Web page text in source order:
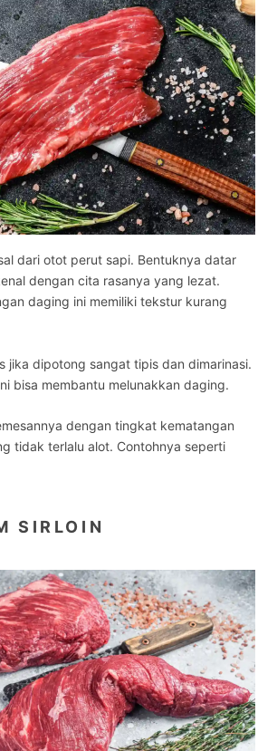
dari otot perut sapi. Bentuknya datar
dengan cita rasanya yang lezat.
daging ini memiliki tekstur kurang
jika dipotong sangat tipis dan dimarinasi.
bisa membantu melunakkan daging.
dengan tingkat kematangan
tidak terlalu alot. Contohnya seperti
SIRLOIN